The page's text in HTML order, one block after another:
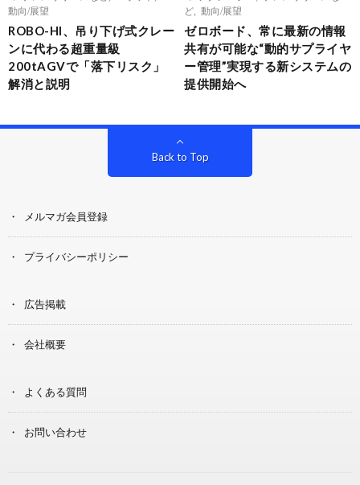
動向/展望
ROBO-HI、吊り下げ式クレー
ンに代わる超重量級
200tAGVで「落下リスク」
解消と説明
ど
動向/展望
ゼロボード、常に最新の情報
共有が可能な“動的サプライヤ
ー管理”実現する新システムの
提供開始へ
Back to Top
メルマガ会員登録
プライバシーポリシー
広告掲載
会社概要
よくある質問
お問い合わせ